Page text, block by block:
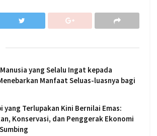
yang Selalu Ingat kepada
Manfaat Seluas-luasnya bagi
yang Terlupakan Kini Bernilai Emas:
Konservasi, dan Penggerak Ekonomi